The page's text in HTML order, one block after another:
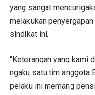
yang sangat
melakukan
sindikat ini.
“Keterangan yang kami
ngaku satu tim anggota
pelaku ini memang